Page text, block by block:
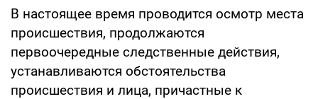
В настоящее время проводится осмотр места
происшествия, продолжаются
первоочередные следственные действия,
устанавливаются обстоятельства
происшествия и лица, причастные к